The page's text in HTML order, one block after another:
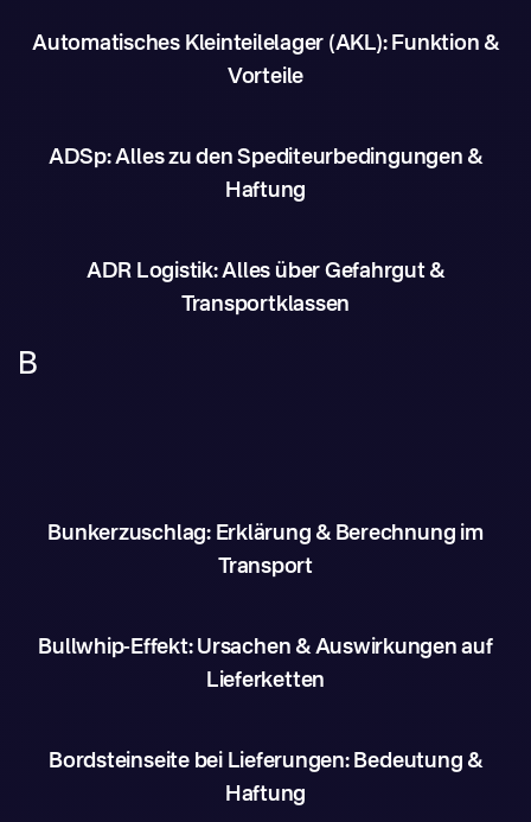
Automatisches Kleinteilelager (AKL): Funktion &
Vorteile
ADSp: Alles zu den Spediteurbedingungen &
Haftung
ADR Logistik: Alles über Gefahrgut &
Transportklassen
B
Bunkerzuschlag: Erklärung & Berechnung im
Transport
Bullwhip-Effekt: Ursachen & Auswirkungen auf
Lieferketten
Bordsteinseite bei Lieferungen: Bedeutung &
Haftung